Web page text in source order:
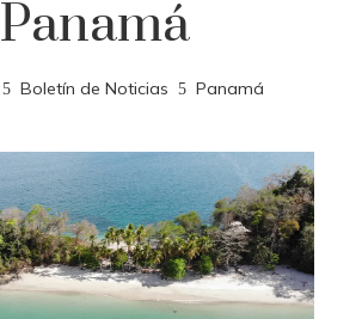
Panamá
Boletín de Noticias Panamá